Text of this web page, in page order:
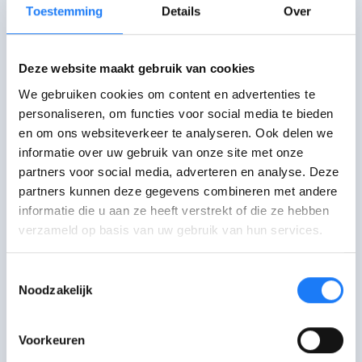
Toestemming Details Over
Deze website maakt gebruik van cookies
We gebruiken cookies om content en advertenties te
personaliseren, om functies voor social media te bieden
en om ons websiteverkeer te analyseren. Ook delen we
informatie over uw gebruik van onze site met onze
partners voor social media, adverteren en analyse. Deze
partners kunnen deze gegevens combineren met andere
informatie die u aan ze heeft verstrekt of die ze hebben
verzameld op basis van uw gebruik van hun services.
Noodzakelijk
Voorkeuren
fotograferen,
zoals bij Rosie gebeurde
Die beelden kunnen doorgestuurd
worden. Ze leiden dan een eigen leven
op het internet. Eens de beelden
verspreid zijn, kan je ze niet meer
verwijderen.Lees hier wat je wel kan
doen als je nudes zijn verspreid.
Besluit je toch om een lichaamsdeel te
tonen?Lees hier hoe je dat veiliger
kan doen.
Iemand online in het echt